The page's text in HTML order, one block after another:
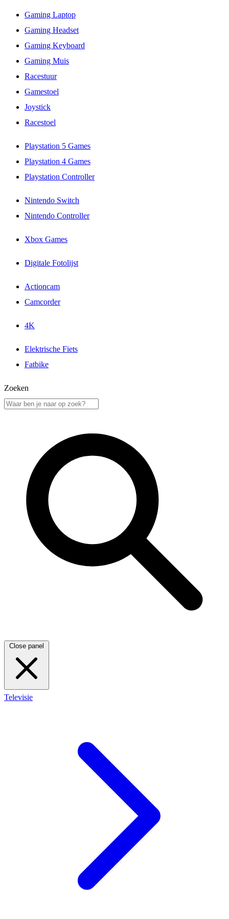
Gaming Laptop
Gaming Headset
Gaming Keyboard
Gaming Muis
Racestuur
Gamestoel
Joystick
Racestoel
Playstation 5 Games
Playstation 4 Games
Playstation Controller
Nintendo Switch
Nintendo Controller
Xbox Games
Digitale Fotolijst
Actioncam
Camcorder
4K
Elektrische Fiets
Fatbike
Zoeken
Close panel
Televisie